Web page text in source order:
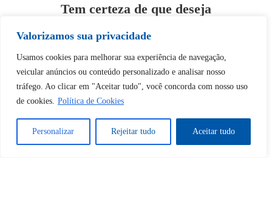
Valorizamos sua privacidade
Usamos cookies para melhorar sua experiência de navegação,
veicular anúncios ou conteúdo personalizado e analisar nosso
tráfego. Ao clicar em "Aceitar tudo", você concorda com nosso uso
de cookies. Política de Cookies
Personalizar Rejeitar tudo Aceitar tudo
Tem certeza de que deseja
Desbloquear esquerda : 0